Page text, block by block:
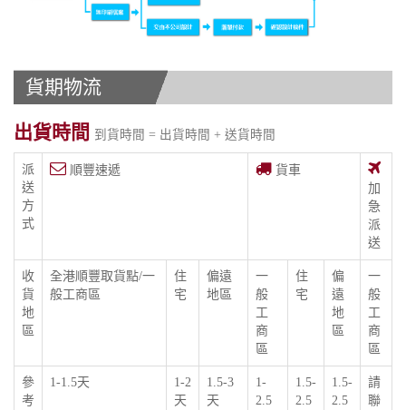
貨期物流
出貨時間 到貨時間 = 出貨時間 + 送貨時間
派
送
方
式
順豐速遞
貨車
加
急
派
送
收
貨
地
區
全港順豐取貨點/一
般工商區
住
宅
偏遠
地區
一
般
工
商
區
住
宅
偏
遠
地
區
一
般
工
商
區
參
考
1-1.5天
1-2
天
1.5-3
天
1-
2.5
1.5-
2.5
1.5-
2.5
請
聯